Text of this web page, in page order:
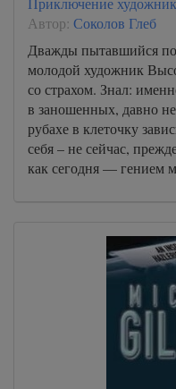
Автор: Соколов Глеб
Дважды пытавшийся
молодой художник
со страхом. Знал:
в заношенных, давно
рубахе в клеточку
себя – не сейчас,
как сегодня — гением